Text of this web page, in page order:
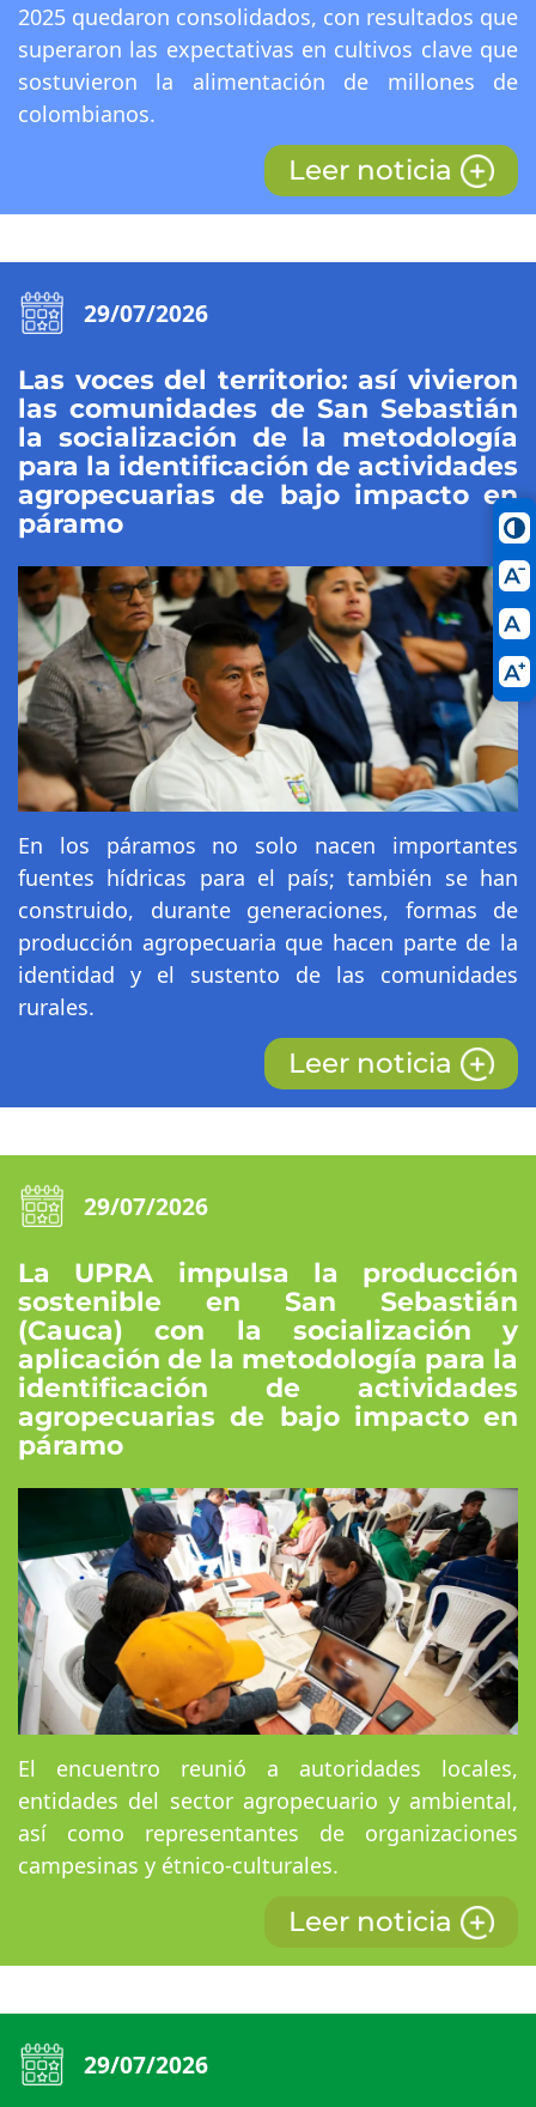
2025 quedaron consolidados, con resultados que
superaron las expectativas en cultivos clave que
sostuvieron la alimentación de millones de
colombianos.
Leer noticia
29/07/2026
Las voces del territorio: así vivieron
las comunidades de San Sebastián
la socialización de la metodología
para la identificación de actividades
agropecuarias de bajo impacto en
páramo
En los páramos no solo nacen importantes
fuentes hídricas para el país; también se han
construido, durante generaciones, formas de
producción agropecuaria que hacen parte de la
identidad y el sustento de las comunidades
rurales.
Leer noticia
29/07/2026
La UPRA impulsa la producción
sostenible en San Sebastián
(Cauca) con la socialización y
aplicación de la metodología para la
identificación de actividades
agropecuarias de bajo impacto en
páramo
El encuentro reunió a autoridades locales,
entidades del sector agropecuario y ambiental,
así como representantes de organizaciones
campesinas y étnico-culturales.
Leer noticia
29/07/2026